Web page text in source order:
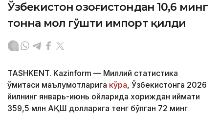
Ўзбекистон Қозоғистондан 10,6 минг
тонна мол гўшти импорт қилди
TASHKENT. Kazinform — Миллий статистика
қўмитаси маълумотларига кўра, Ўзбекистонга 2026
йилнинг январь-июнь ойларида хориждан қиймати
359,5 млн АҚШ долларига тенг бўлган 72 минг